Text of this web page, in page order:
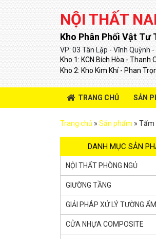
NỘI THẤT
Kho Phân Phối Vật
VP: 03 Tân Lập - Vĩnh Quỳnh -
Kho 1: KCN Bích Hòa - Thanh
Kho 2: Kho Kim Khí - Phan
TRANG CHỦ SẢN
Trang chủ » Sản phẩm » Tấm
DANH MỤC SẢN
NỘI THẤT PHÒNG NGỦ
GIƯỜNG TẦNG
GIẢI PHÁP XỬ LÝ TƯỜNG
CỬA NHỰA COMPOSITE